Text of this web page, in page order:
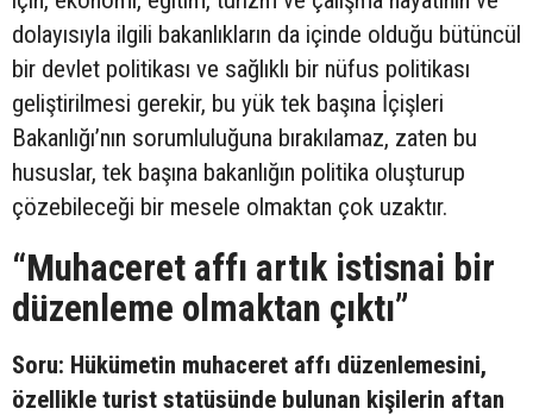
dolayısıyla ilgili bakanlıkların da içinde olduğu bütüncül
bir devlet politikası ve sağlıklı bir nüfus politikası
geliştirilmesi gerekir, bu yük tek başına İçişleri
Bakanlığı’nın sorumluluğuna bırakılamaz, zaten bu
hususlar, tek başına bakanlığın politika oluşturup
çözebileceği bir mesele olmaktan çok uzaktır.
“Muhaceret affı artık istisnai bir
düzenleme olmaktan çıktı”
Soru: Hükümetin muhaceret affı düzenlemesini,
özellikle turist statüsünde bulunan kişilerin aftan